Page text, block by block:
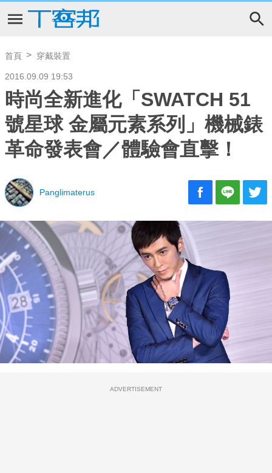
首頁 穿戴裝置
2016.09.09 19:53
時尚全新進化「SWATCH 51
號星球 金屬元素系列」機械錶
革命發表會／體驗會直擊！
Panglimaterus
ADVERTISEMENT